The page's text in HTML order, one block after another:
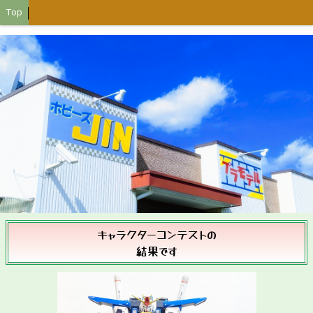
Top
キャラクターコンテストの
結果です